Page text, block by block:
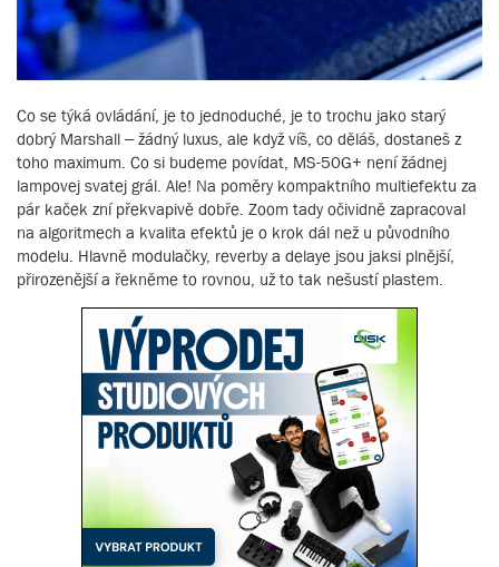
Co se týká ovládání, je to jednoduché, je to trochu jako starý
dobrý Marshall – žádný luxus, ale když víš, co děláš, dostaneš z
toho maximum. Co si budeme povídat, MS-50G+ není žádnej
lampovej svatej grál. Ale! Na poměry kompaktního multiefektu za
pár kaček zní překvapivě dobře. Zoom tady očividně zapracoval
na algoritmech a kvalita efektů je o krok dál než u původního
modelu. Hlavně modulačky, reverby a delaye jsou jaksi plnější,
přirozenější a řekněme to rovnou, už to tak nešustí plastem.